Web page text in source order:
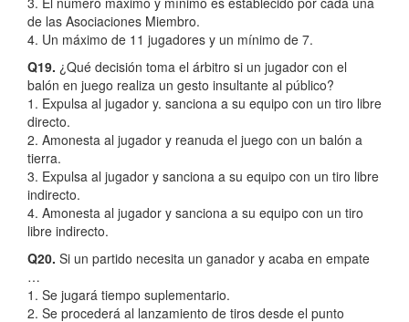
de las Asociaciones Miembro.
4. Un máximo de 11 jugadores y un mínimo de 7.
Q19. ¿Qué decisión toma el árbitro si un jugador con el
balón en juego realiza un gesto insultante al público?
1. Expulsa al jugador y. sanciona a su equipo con un tiro libre
directo.
2. Amonesta al jugador y reanuda el juego con un balón a
tierra.
3. Expulsa al jugador y sanciona a su equipo con un tiro libre
indirecto.
4. Amonesta al jugador y sanciona a su equipo con un tiro
libre indirecto.
Q20. Si un partido necesita un ganador y acaba en empate
…
1. Se jugará tiempo suplementario.
2. Se procederá al lanzamiento de tiros desde el punto